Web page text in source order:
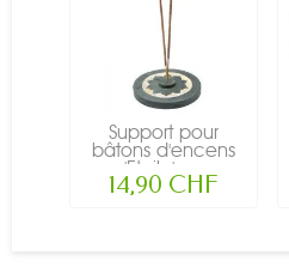
Support pour
bâtons d'encens
'Etoile' -...
14,90 CHF